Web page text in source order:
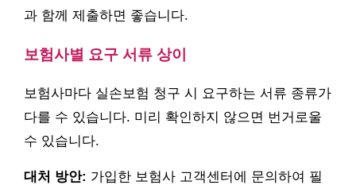
과 함께 제출하면 좋습니다.
보험사별 요구 서류 상이
보험사마다 실손보험 청구 시 요구하는 서류 종류가
다를 수 있습니다. 미리 확인하지 않으면 번거로울
수 있습니다.
대처 방안: 가입한 보험사 고객센터에 문의하여 필